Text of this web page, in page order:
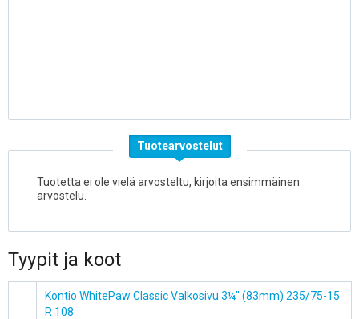
Tuotearvostelut
Tuotetta ei ole vielä arvosteltu, kirjoita ensimmäinen
arvostelu.
Tyypit ja koot
Kontio WhitePaw Classic Valkosivu 3¼" (83mm) 235/75-15
R 108